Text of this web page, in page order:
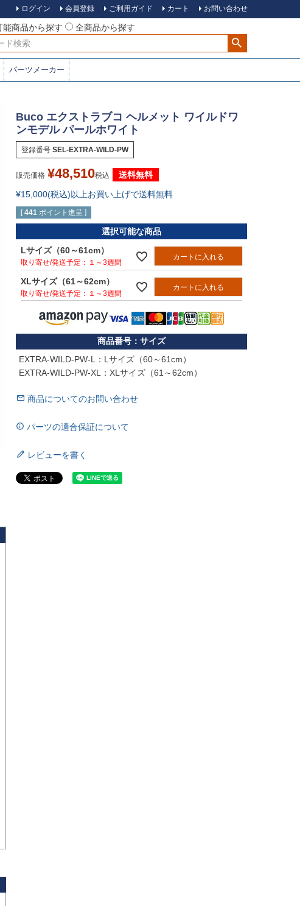
ログイン 会員登録 ご利用ガイド カート お問い合わせ
能商品から探す
全商品から探す
パーツメーカー
Buco エクストラブコ ヘルメット ワイルドワ
ンモデル パールホワイト
登録番号 SEL-EXTRA-WILD-PW
販売価格 ¥48,510税込
送料無料
¥15,000(税込)以上お買い上げで送料無料
[ 441 ポイント進呈 ]
選択可能な商品
Lサイズ（60～61cm）
１～3週間
カートに入れる
XLサイズ（61～62cm）
１～3週間
カートに入れる
サイズ
EXTRA-WILD-PW-L：Lサイズ（60～61cm）
EXTRA-WILD-PW-XL：XLサイズ（61～62cm）
商品についてのお問い合わせ
パーツの適合保証について
レビューを書く